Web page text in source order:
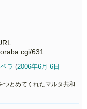
631
ラ (2006年6月 6日
とめてくれたマルタ共和